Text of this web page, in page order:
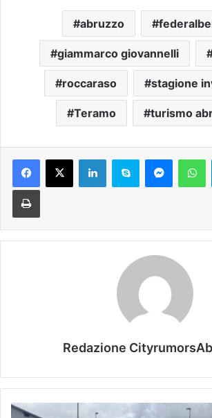
abruzzo
giammarco giovannelli
roccaraso stagione
Teramo turismo
Redazione